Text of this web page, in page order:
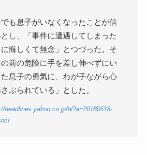
も息子がいなくなったことが信
し、「事件に遭遇してしまった
悔しくて無念」とつづった。そ
前の危険に手を差し伸べずにい
息子の勇気に、わが子ながら心
ぶられている」とした。
headlines.yahoo.co.jp/hl?a=20180618-